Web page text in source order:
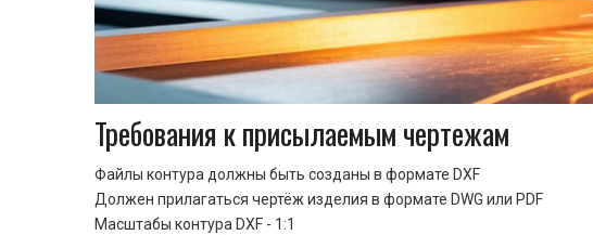
Требования к присылаемым чертежам
Файлы контура должны быть созданы в формате DXF
Должен прилагаться чертёж изделия в формате DWG или PDF
Масштабы контура DXF - 1:1